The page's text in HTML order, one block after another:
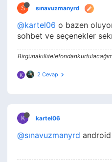
S sınavuzmanyrd
@kartel06 o bazen
sohbet ve seçenekler
K 2 Cevap
K kartel06
@sınavuzmanyrd